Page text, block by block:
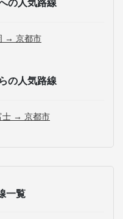
の人気路線
→ 京都市
の人気路線
士 → 京都市
一覧